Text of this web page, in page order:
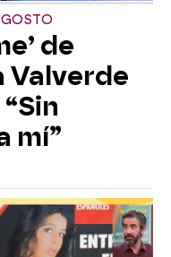
de
Valverde
mí”